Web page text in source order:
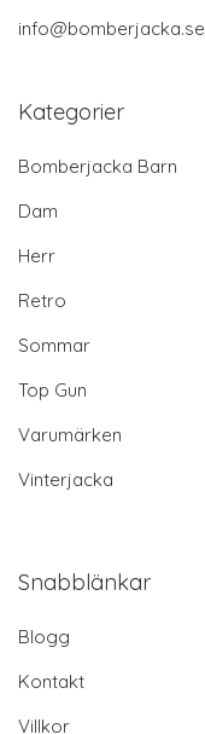
info@bomberjacka.se
Kategorier
Bomberjacka Barn
Dam
Herr
Retro
Sommar
Top Gun
Varumärken
Vinterjacka
Snabblänkar
Blogg
Kontakt
Villkor